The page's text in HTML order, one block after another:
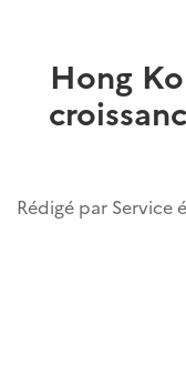
Hong
Rédigé par Service